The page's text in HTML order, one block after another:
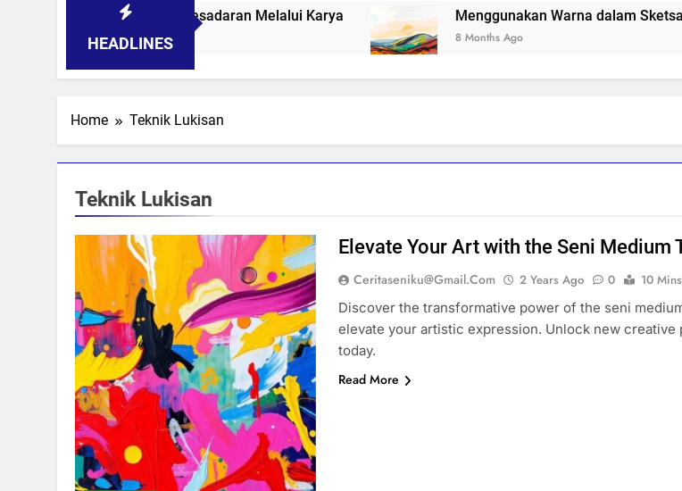
HEADLINES
Sosial: Menggugah Kesadaran Melalui Karya Menggunakan Warna dalam Sketsa:
8 Months Ago
Home Teknik Lukisan
Teknik Lukisan
Elevate Your Art with the Seni Medium
Ceritaseniku@gmail.com 2 Years Ago 0
10 Mins
Discover the transformative power of the seni
elevate your artistic expression. Unlock new creative
today.
Read More